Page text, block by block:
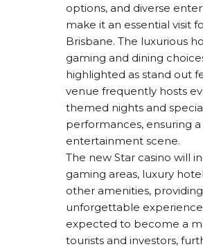
options, and diverse
make it an essential visit
Brisbane. The luxurious
gaming and dining
highlighted as stand out
venue frequently hosts
themed nights and
performances, ensuring
entertainment scene.
The new Star casino will
gaming areas, luxury
other amenities,
unforgettable
expected to become a
tourists and investors,